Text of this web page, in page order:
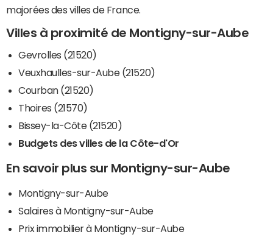
majorées des villes de France.
Villes à proximité de Montigny-sur-Aube
Gevrolles (21520)
Veuxhaulles-sur-Aube (21520)
Courban (21520)
Thoires (21570)
Bissey-la-Côte (21520)
Budgets des villes de la Côte-d'Or
En savoir plus sur Montigny-sur-Aube
Montigny-sur-Aube
Salaires à Montigny-sur-Aube
Prix immobilier à Montigny-sur-Aube